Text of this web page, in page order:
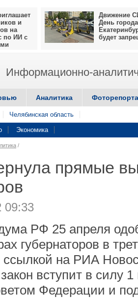
и
на
по ИИ с
Движение
День города
будет
Информационно-
Аналитика
Челябинская область
Экономика
/
прямые
09:33
РФ 25 апреля
губернаторов в
ссылкой на РИА
вступит в силу
Федерации и